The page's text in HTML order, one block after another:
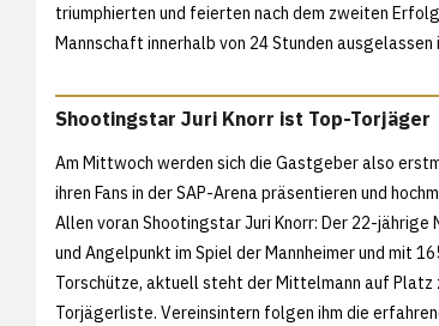
triumphierten und feierten nach dem zweiten
Mannschaft innerhalb von 24 Stunden
Shootingstar Juri Knorr ist Top-Torjäger
Am Mittwoch werden sich die Gastgeber also
ihren Fans in der SAP-Arena präsentieren und
Allen voran Shootingstar Juri Knorr: Der 22-
und Angelpunkt im Spiel der Mannheimer und mit
Torschütze, aktuell steht der Mittelmann auf Platz
Torjägerliste. Vereinsintern folgen ihm die